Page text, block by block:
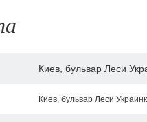
Киев, бульвар Леси
Киев, бульвар Леси